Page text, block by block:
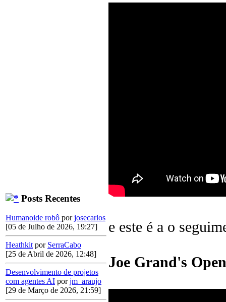
Posts Recentes
Humanoide robô porjosecarlos
[05 de Julho de 2026, 19:27]
Heathkit por SerraCabo
[25 de Abril de 2026, 12:48]
Desenvolvimento de projetos
com agentes AI porjm_araujo
[29 de Março de 2026, 21:59]
e este é a o
Joe Grand's